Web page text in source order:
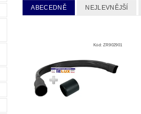
ABECEDNĚ NEJLEVNĚJŠÍ
Kód: ZR902901